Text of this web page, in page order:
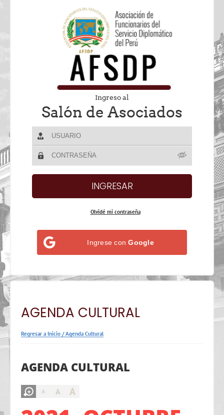
Ingreso al
Salón de Asociados
Olvidé mi contraseña
Ingrese conGoogle
AGENDA CULTURAL
Regresar a Inicio /Agenda Cultural
AGENDA CULTURAL
A A A